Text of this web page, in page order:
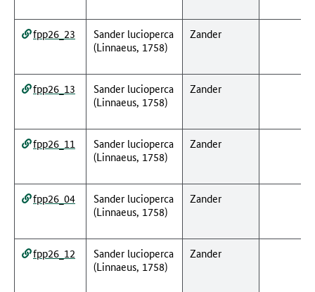
fpp26_23
Sander lucioperca
(Linnaeus, 1758)
Zander
fpp26_13
Sander lucioperca
(Linnaeus, 1758)
Zander
fpp26_11
Sander lucioperca
(Linnaeus, 1758)
Zander
fpp26_04
Sander lucioperca
(Linnaeus, 1758)
Zander
fpp26_12
Sander lucioperca
(Linnaeus, 1758)
Zander